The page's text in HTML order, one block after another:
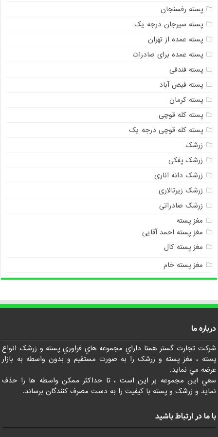
پسته رفسنجان
پسته سیرجان درجه یک
پسته عمده از تهران
پسته عمده برای صادرات
پسته فندقی
پسته فیض آباد
پسته کرمان
پسته کله قوچی
پسته کله قوچی درجه یک
زرشک
زرشک پفکی
زرشک دانه اناری
زرشک زیرتالاری
زرشک صادراتی
مغز پسته
مغز پسته احمد آقایی
مغز پسته کال
مغز پسته خام
درباره ما
شرکت تجارت گستر همتا داراي مجموعه هاي فراوري پسته و زرشک انواع
پسته ، مغز پسته و زرشک را به صورت مستقيم و بدون واسطه به بازار
عرضه مي نمايد.
سعي اين مجموعه بر اين است ، تا حداکثر ممکن واسطه ها را حذف
نمايد و زرشک و پسته با کيفيت را به دست مصرف کنندگان برساند.
با ما در ارتباط باشید